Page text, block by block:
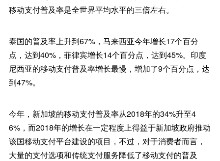
移动支付普及率是全世界平均水平的三倍左右。
泰国的普及率上升到67%，马来西亚今年增长17个百分
点，达到40%，菲律宾增长14个百分点，达到45%。印度
尼西亚的移动支付普及率增长最慢，增加了9个百分点，达
到47%。
今年，新加坡的移动支付普及率从2018年的34%升至4
6%，而2018年的增长在一定程度上得益于新加坡政府推动
该国移动支付平台建设的项目，不过，对于消费者而言，
大量的支付选项和传统支付服务降低了移动支付的普及